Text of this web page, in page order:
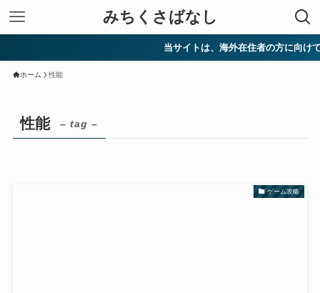
みちくさばなし
当サイトは、海外在住者の方に向けて
ホーム 性能
性能 – tag –
ゲーム攻略